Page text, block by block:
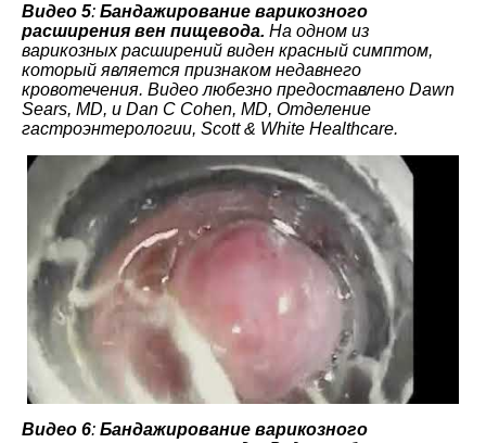
Видео 5: Бандажирование варикозного
расширения вен пищевода. На одном из
варикозных расширений виден красный симптом,
который является признаком недавнего
кровотечения. Видео любезно предоставлено Dawn
Sears, MD, и Dan C Cohen, MD, Отделение
гастроэнтерологии, Scott & White Healthcare.
Видео 6: Бандажирование варикозного